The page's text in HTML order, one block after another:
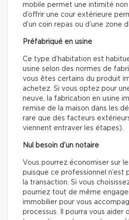
mobile permet une intimité non
d’offrir une cour extérieure
d’un coin repas ou d’une zone
Préfabriqué en usine
Ce type d’habitation est
usine selon des normes de
vous êtes certains du produit
achetez. Si vous optez pour
neuve, la fabrication en usine
remise de la maison dans les
rare que des facteurs
viennent entraver les étapes).
Nul besoin d’un notaire
Vous pourrez économiser sur
puisque ce professionnel n’est
la transaction. Si vous
pourriez tout de même
immobilier pour vous
processus. Il pourra vous aider